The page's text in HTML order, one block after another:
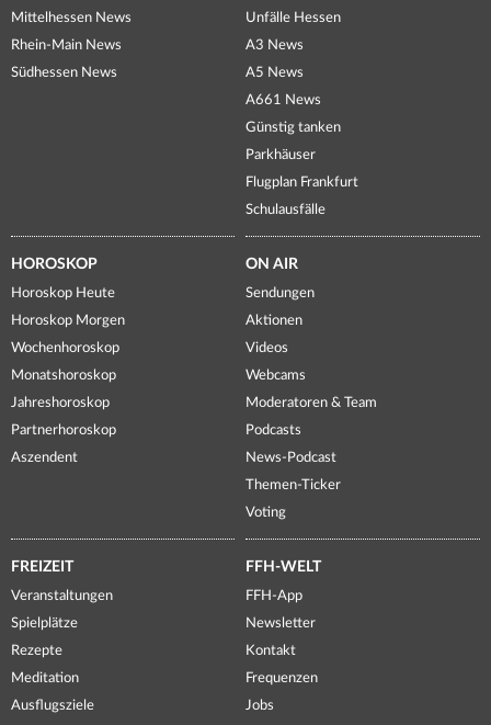
Mittelhessen News
Rhein-Main News
Südhessen News
Unfälle Hessen
A3 News
A5 News
A661 News
Günstig tanken
Parkhäuser
Flugplan Frankfurt
Schulausfälle
HOROSKOP
Horoskop Heute
Horoskop Morgen
Wochenhoroskop
Monatshoroskop
Jahreshoroskop
Partnerhoroskop
Aszendent
ON AIR
Sendungen
Aktionen
Videos
Webcams
Moderatoren & Team
Podcasts
News-Podcast
Themen-Ticker
Voting
FREIZEIT
Veranstaltungen
Spielplätze
Rezepte
Meditation
Ausflugsziele
FFH-WELT
FFH-App
Newsletter
Kontakt
Frequenzen
Jobs